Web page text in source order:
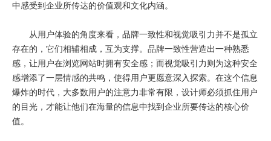
中感受到企业所传达的价值观和文化内涵。
从用户体验的角度来看，品牌一致性和视觉吸引力并不是孤立
存在的，它们相辅相成，互为支撑。品牌一致性营造出一种熟悉
感，让用户在浏览网站时拥有安全感；而视觉吸引力则为这种安全
感增添了一层情感的共鸣，使得用户更愿意深入探索。在这个信息
爆炸的时代，大多数用户的注意力非常有限，设计师必须抓住用户
的目光，才能让他们在海量的信息中找到企业所要传达的核心价
值。